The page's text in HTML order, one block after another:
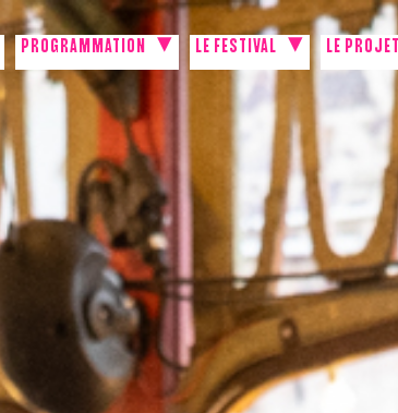
PROGRAMMATION LE FESTIVAL LE PROJET